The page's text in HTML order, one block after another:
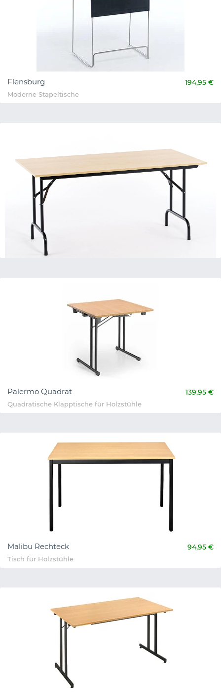
Flensburg 194,95 €
Moderne Stapeltische
Palermo Quadrat 139,95 €
Quadratische Klapptische für Holzstühle
Malibu Rechteck 94,95 €
Tisch für Holzstühle